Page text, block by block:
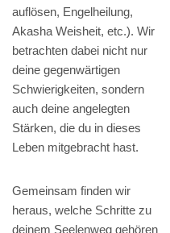
auflösen, Engelheilung,
Akasha Weisheit, etc.). Wir
betrachten dabei nicht nur
deine gegenwärtigen
Schwierigkeiten, sondern
auch deine angelegten
Stärken, die du in dieses
Leben mitgebracht hast.
Gemeinsam finden wir
heraus, welche Schritte zu
deinem Seelenweg gehören